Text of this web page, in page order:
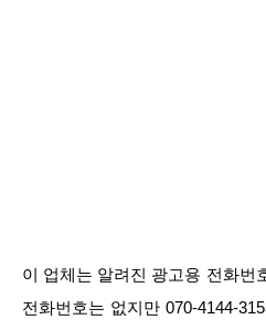
이 업체는 알려진 광고용 전화번
전화번호는 없지만 070-4144-